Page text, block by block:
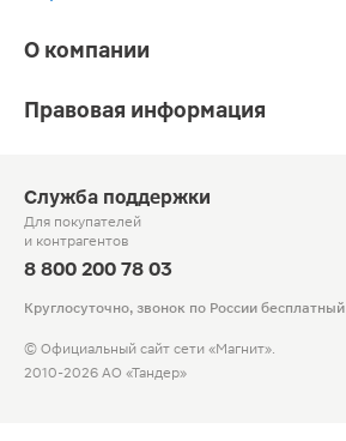
О компании
Правовая информация
Служба поддержки
Для покупателей
и контрагентов
8 800 200 78 03
Круглосуточно, звонок по России бесплатный
© Официальный сайт сети «Магнит».
2010-2026 АО «Тандер»